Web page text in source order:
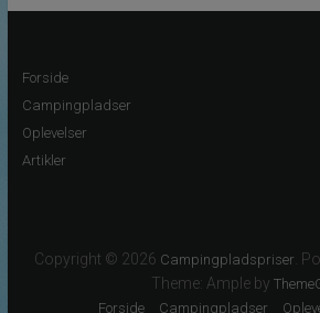
Forside
Campingpladser
Oplevelser
Artikler
Copyright © 2026 Campingpladspriser.
Theme: Ample by
Forside Campingpladser